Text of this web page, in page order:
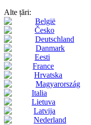
Alte țări:
België
Česko
Deutschland
Danmark
Eesti
France
Hrvatska
Magyarország
Italia
Lietuva
Latvija
Nederland